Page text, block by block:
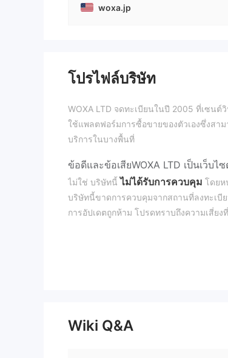
woxa.jp
โปรไฟล์บริษัท
WOXA LTD จดทะเบียนในปี 2005 ที่เซน
ใช้แพลตฟอร์มการซื้อขายของตัวเองซึ่งสา
บริการในบางพื้นที่
ข้อดีและข้อเสียWOXA LTD เป็นเว็บ
ไม่ใช่ บริษัทนี้ไม่ได้รับการควบคุม โดยห
บริษัทนี้ขาดการควบคุมจากสถานที่ลงทะเบี
การอัปเดตถูกห้าม โปรดทราบถึงความเสี่ยง
แพลตฟอร์มการซื้อขาย
Wiki Q&A